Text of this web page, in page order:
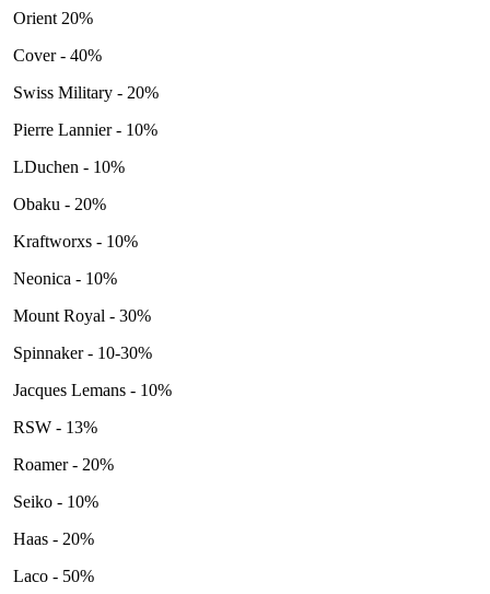
Orient 20%
Cover - 40%
Swiss Military - 20%
Pierre Lannier - 10%
LDuchen - 10%
Obaku - 20%
Kraftworxs - 10%
Neonica - 10%
Mount Royal - 30%
Spinnaker - 10-30%
Jacques Lemans - 10%
RSW - 13%
Roamer - 20%
Seiko - 10%
Haas - 20%
Laco - 50%